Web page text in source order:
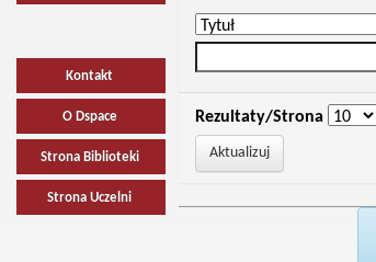
Kontakt
O Dspace
Strona Biblioteki
Strona Uczelni
Rezultaty/Strona